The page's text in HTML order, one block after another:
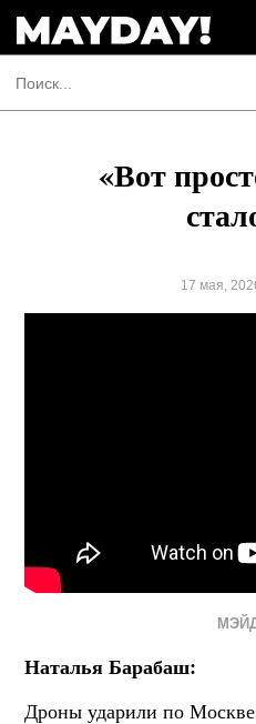
«Вот
17 мая,
Наталья Барабаш:
Дроны ударили по